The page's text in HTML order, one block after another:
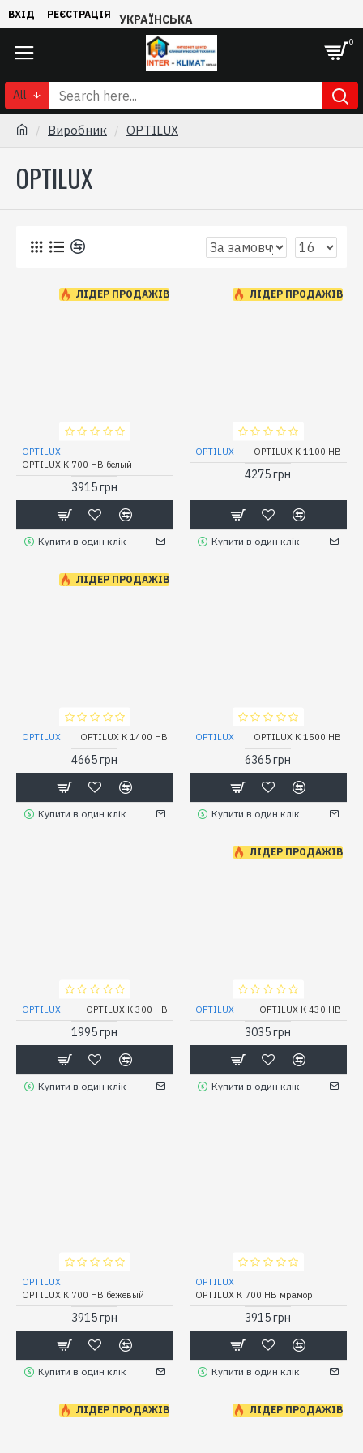
ВХІД РЕЄСТРАЦІЯ УКРАЇНСЬКА
0
All
Виробник OPTILUX
OPTILUX
ЛІДЕР ПРОДАЖІВ
OPTILUX
OPTILUX К 700 НВ белый
3915 грн
Купити в один клік
ЛІДЕР ПРОДАЖІВ
OPTILUX OPTILUX К 1100 НВ
4275 грн
Купити в один клік
ЛІДЕР ПРОДАЖІВ
OPTILUX OPTILUX К 1400 НВ
4665 грн
Купити в один клік
OPTILUX OPTILUX К 1500 НВ
6365 грн
Купити в один клік
OPTILUX OPTILUX К 300 НВ
1995 грн
Купити в один клік
ЛІДЕР ПРОДАЖІВ
OPTILUX OPTILUX К 430 НВ
3035 грн
Купити в один клік
OPTILUX
OPTILUX К 700 НВ бежевый
3915 грн
Купити в один клік
OPTILUX
OPTILUX К 700 НВ мрамор
3915 грн
Купити в один клік
ЛІДЕР ПРОДАЖІВ ЛІДЕР ПРОДАЖІВ